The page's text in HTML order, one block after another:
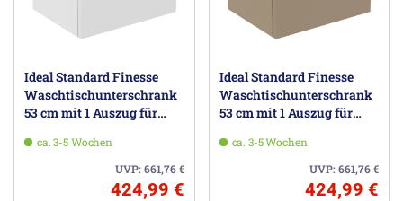
Ideal Standard Finesse
Waschtischunterschrank
53 cm mit 1 Auszug für
Cube
ca. 3-5 Wochen
UVP:661,76€
424,99 €
Ideal Standard Finesse
Waschtischunterschrank
53 cm mit 1 Auszug für
Cube
ca. 3-5 Wochen
UVP:661,76€
424,99 €